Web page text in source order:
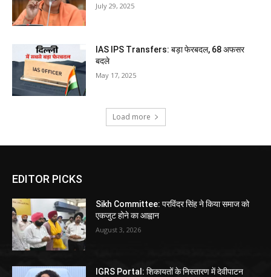
July 29, 2025
IAS IPS Transfers: बड़ा फेरबदल, 68 अफसर
बदले
May 17, 2025
Load more
EDITOR PICKS
Sikh Committee: परविंदर सिंह ने किया समाज को
एकजुट होने का आह्वान
August 3, 2026
IGRS Portal: शिकायतों के निस्तारण में देवीपाटन